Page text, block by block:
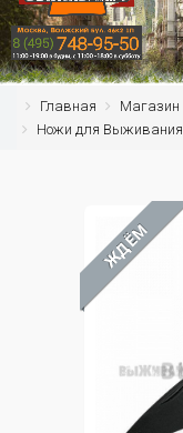
Главная Магазин
Ножи для Выживания
ЖДЁМ